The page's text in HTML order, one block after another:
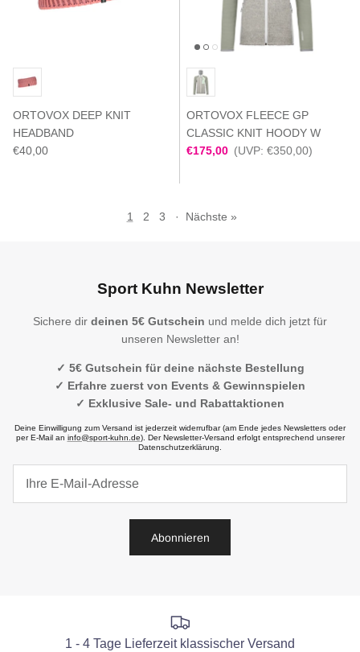
ORTOVOX DEEP KNIT
HEADBAND
€40,00
ORTOVOX FLEECE GP
CLASSIC KNIT HOODY W
€175,00 (UVP: €350,00)
1 2 3 · Nächste »
Sport Kuhn Newsletter
Sichere dir deinen 5€ Gutschein und melde dich jetzt für
unseren Newsletter an!
✓ 5€ Gutschein für deine nächste Bestellung
✓ Erfahre zuerst von Events & Gewinnspielen
✓ Exklusive Sale- und Rabattaktionen
Deine Einwilligung zum Versand ist jederzeit widerrufbar (am Ende jedes Newsletters oder
per E-Mail an info@sport-kuhn.de). Der Newsletter-Versand erfolgt entsprechend unserer
Datenschutzerklärung.
Abonnieren
1 - 4 Tage Lieferzeit klassischer Versand